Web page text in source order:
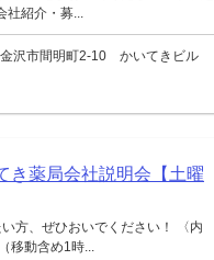
社紹介・募...
沢市間明町2-10 かいてきビル
き薬局会社説明会【土曜
方、ぜひおいでください！ 〈内
移動含め1時...